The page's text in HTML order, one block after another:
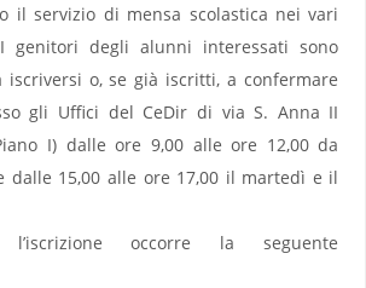
il servizio di mensa scolastica nei vari
genitori degli alunni interessati sono
o, se già iscritti, a confermare
gli Uffici del CeDir di via S. Anna II
I) dalle ore 9,00 alle ore 12,00 da
dalle 15,00 alle ore 17,00 il martedì e il
occorre la seguente